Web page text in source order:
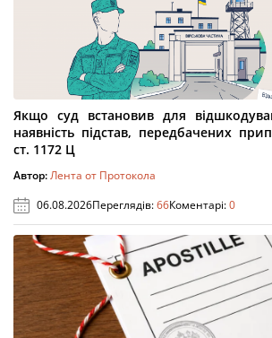
Якщо суд встановив для
наявність підстав, передбачених
ст. 1172 Ц
Автор:Лента от Протокола
06.08.2026Переглядів:66Коментарі:0